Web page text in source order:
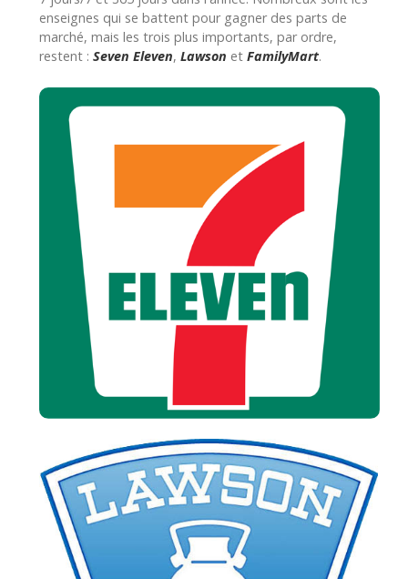
enseignes qui se battent pour gagner des parts de
marché, mais les trois plus importants, par ordre,
restent : Seven Eleven, Lawson et FamilyMart.